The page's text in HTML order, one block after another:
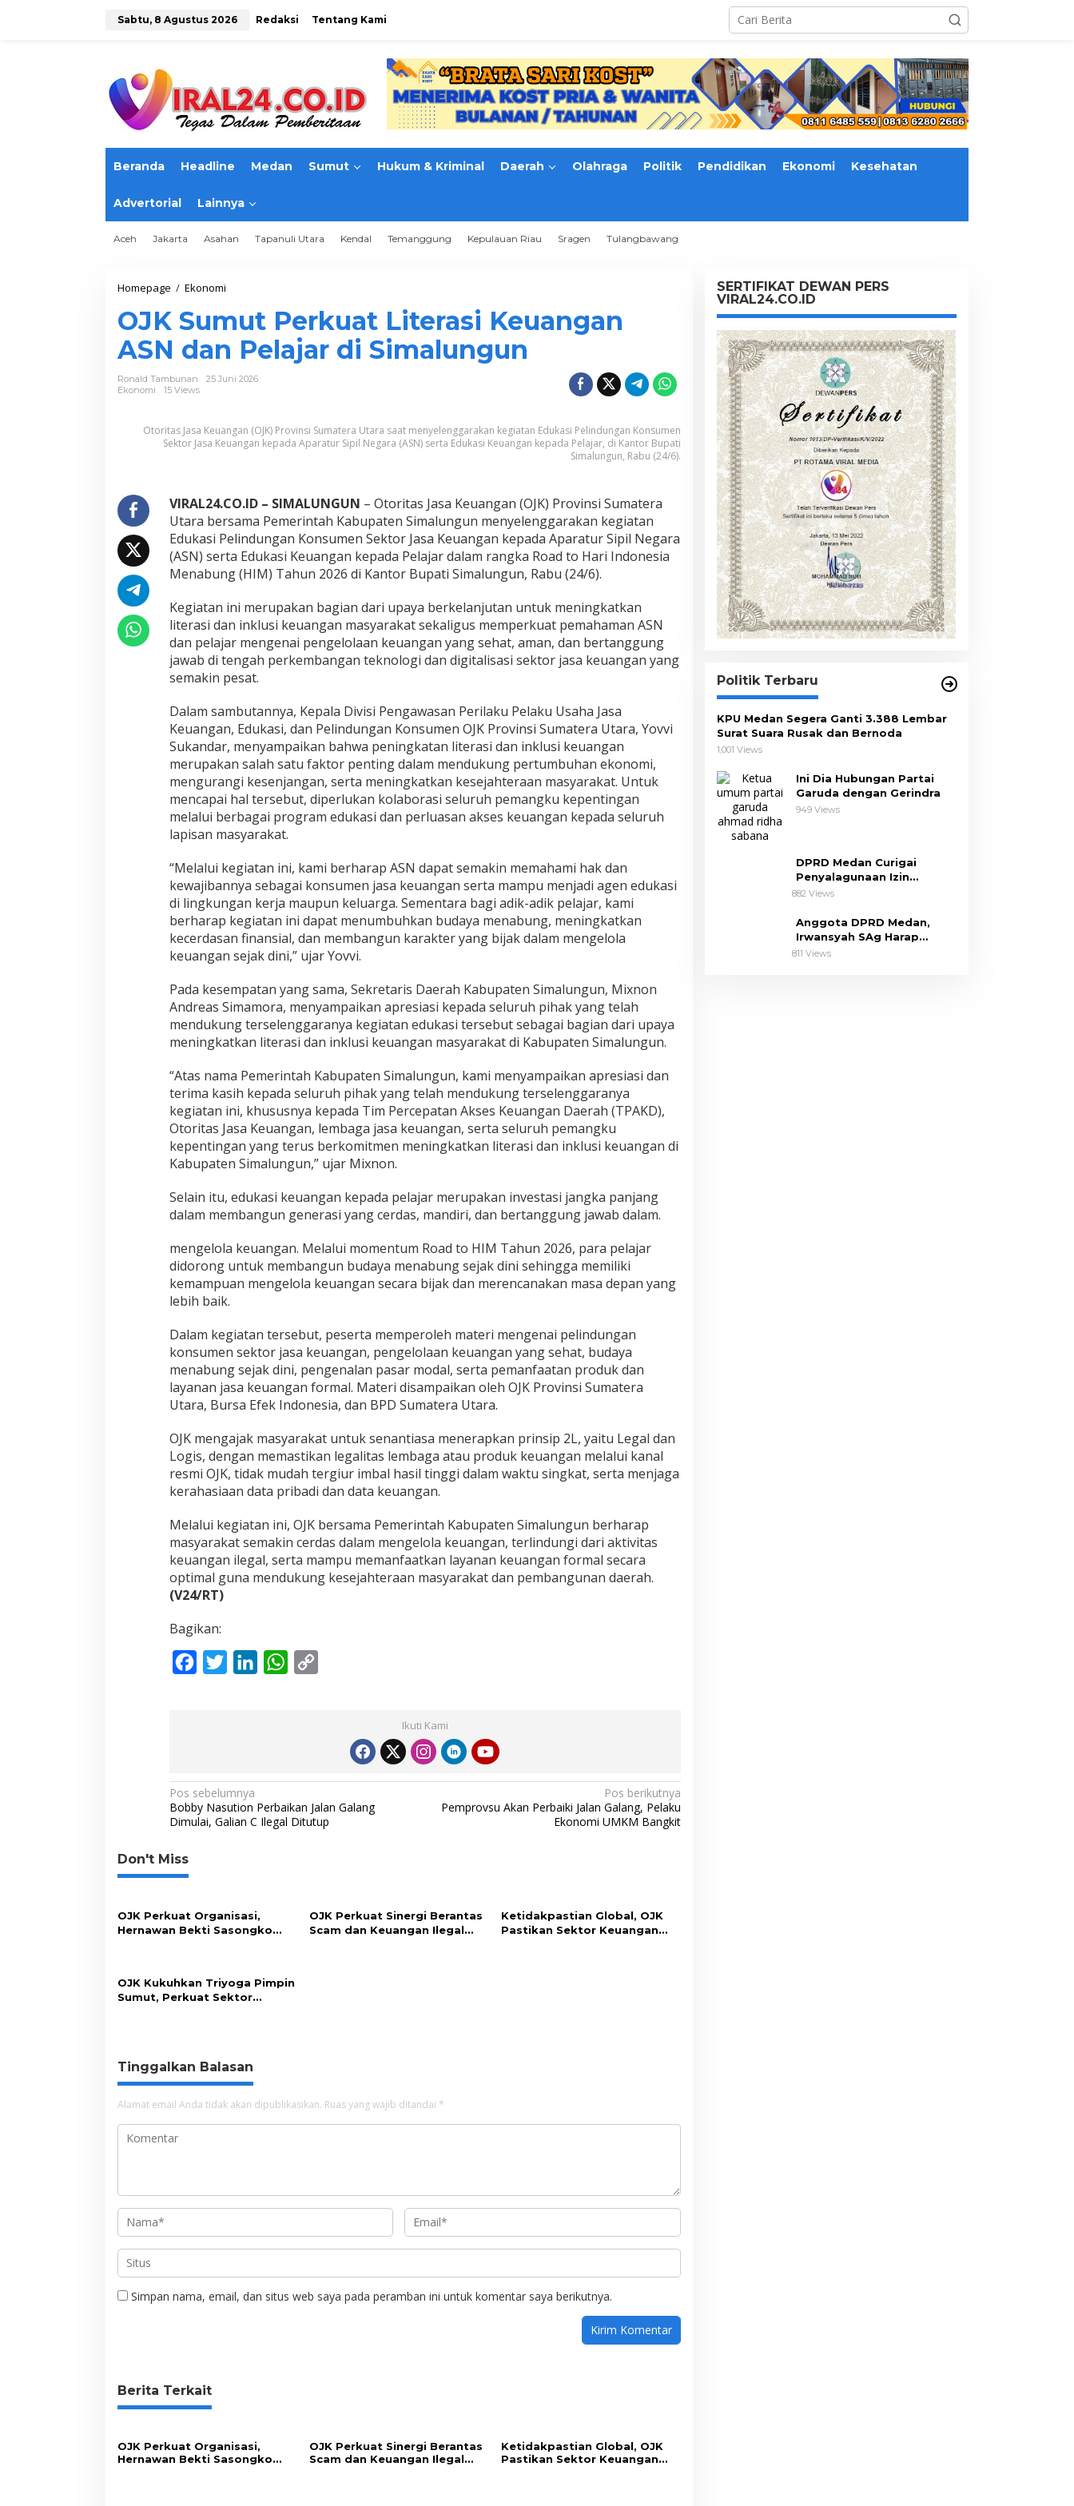
Sabtu, 8 Agustus 2026 Redaksi Tentang Kami
Beranda Headline Medan Sumut Hukum & Kriminal Daerah Olahraga Politik Pendidikan Ekonomi Kesehatan
Advertorial Lainnya
Aceh Jakarta Asahan Tapanuli Utara Kendal Temanggung Kepulauan Riau Sragen Tulangbawang
Homepage / Ekonomi
K
S
u
m
u
r
k
L
i
e
r
a
i
e
u
a
n
n
A
S
N
d
a
n
P
e
a
j
a
r
d
i
i
a
l
u
n
g
n
OJK Sumut Perkuat Literasi Keuangan
ASN dan Pelajar di Simalungun
Ronald Tambunan
25 Juni 2026
Ekonomi
15 Views
Otoritas Jasa Keuangan (OJK) Provinsi Sumatera Utara saat menyelenggarakan kegiatan Edukasi Pelindungan Konsumen
Sektor Jasa Keuangan kepada Aparatur Sipil Negara (ASN) serta Edukasi Keuangan kepada Pelajar, di Kantor Bupati
Simalungun, Rabu (24/6).
VIRAL24.CO.ID – SIMALUNGUN – Otoritas Jasa Keuangan (OJK) Provinsi Sumatera
Utara bersama Pemerintah Kabupaten Simalungun menyelenggarakan kegiatan
Edukasi Pelindungan Konsumen Sektor Jasa Keuangan kepada Aparatur Sipil Negara
(ASN) serta Edukasi Keuangan kepada Pelajar dalam rangka Road to Hari Indonesia
Menabung (HIM) Tahun 2026 di Kantor Bupati Simalungun, Rabu (24/6).
Kegiatan ini merupakan bagian dari upaya berkelanjutan untuk meningkatkan
literasi dan inklusi keuangan masyarakat sekaligus memperkuat pemahaman ASN
dan pelajar mengenai pengelolaan keuangan yang sehat, aman, dan bertanggung
jawab di tengah perkembangan teknologi dan digitalisasi sektor jasa keuangan yang
semakin pesat.
Dalam sambutannya, Kepala Divisi Pengawasan Perilaku Pelaku Usaha Jasa
Keuangan, Edukasi, dan Pelindungan Konsumen OJK Provinsi Sumatera Utara, Yovvi
Sukandar, menyampaikan bahwa peningkatan literasi dan inklusi keuangan
merupakan salah satu faktor penting dalam mendukung pertumbuhan ekonomi,
mengurangi kesenjangan, serta meningkatkan kesejahteraan masyarakat. Untuk
mencapai hal tersebut, diperlukan kolaborasi seluruh pemangku kepentingan
melalui berbagai program edukasi dan perluasan akses keuangan kepada seluruh
lapisan masyarakat.
“Melalui kegiatan ini, kami berharap ASN dapat semakin memahami hak dan
kewajibannya sebagai konsumen jasa keuangan serta mampu menjadi agen edukasi
di lingkungan kerja maupun keluarga. Sementara bagi adik-adik pelajar, kami
berharap kegiatan ini dapat menumbuhkan budaya menabung, meningkatkan
kecerdasan finansial, dan membangun karakter yang bijak dalam mengelola
keuangan sejak dini,” ujar Yovvi.
Pada kesempatan yang sama, Sekretaris Daerah Kabupaten Simalungun, Mixnon
Andreas Simamora, menyampaikan apresiasi kepada seluruh pihak yang telah
mendukung terselenggaranya kegiatan edukasi tersebut sebagai bagian dari upaya
meningkatkan literasi dan inklusi keuangan masyarakat di Kabupaten Simalungun.
“Atas nama Pemerintah Kabupaten Simalungun, kami menyampaikan apresiasi dan
terima kasih kepada seluruh pihak yang telah mendukung terselenggaranya
kegiatan ini, khususnya kepada Tim Percepatan Akses Keuangan Daerah (TPAKD),
Otoritas Jasa Keuangan, lembaga jasa keuangan, serta seluruh pemangku
kepentingan yang terus berkomitmen meningkatkan literasi dan inklusi keuangan di
Kabupaten Simalungun,” ujar Mixnon.
Selain itu, edukasi keuangan kepada pelajar merupakan investasi jangka panjang
dalam membangun generasi yang cerdas, mandiri, dan bertanggung jawab dalam.
mengelola keuangan. Melalui momentum Road to HIM Tahun 2026, para pelajar
didorong untuk membangun budaya menabung sejak dini sehingga memiliki
kemampuan mengelola keuangan secara bijak dan merencanakan masa depan yang
lebih baik.
Dalam kegiatan tersebut, peserta memperoleh materi mengenai pelindungan
konsumen sektor jasa keuangan, pengelolaan keuangan yang sehat, budaya
menabung sejak dini, pengenalan pasar modal, serta pemanfaatan produk dan
layanan jasa keuangan formal. Materi disampaikan oleh OJK Provinsi Sumatera
Utara, Bursa Efek Indonesia, dan BPD Sumatera Utara.
OJK mengajak masyarakat untuk senantiasa menerapkan prinsip 2L, yaitu Legal dan
Logis, dengan memastikan legalitas lembaga atau produk keuangan melalui kanal
resmi OJK, tidak mudah tergiur imbal hasil tinggi dalam waktu singkat, serta menjaga
kerahasiaan data pribadi dan data keuangan.
Melalui kegiatan ini, OJK bersama Pemerintah Kabupaten Simalungun berharap
masyarakat semakin cerdas dalam mengelola keuangan, terlindungi dari aktivitas
keuangan ilegal, serta mampu memanfaatkan layanan keuangan formal secara
optimal guna mendukung kesejahteraan masyarakat dan pembangunan daerah.
(V24/RT)
Bagikan:
o
o
k
e
r
d
I
n
W
A
p
p
i
n
k
Ikuti Kami
N
a
i
g
a
s
p
o
Pos sebelumnya
Bobby Nasution Perbaikan Jalan Galang
Dimulai, Galian C Ilegal Ditutup
Pos berikutnya
Pemprovsu Akan Perbaiki Jalan Galang, Pelaku
Ekonomi UMKM Bangkit
Don't Miss
OJK Perkuat Organisasi,
Hernawan Bekti Sasongko
OJK Perkuat Sinergi Berantas
Scam dan Keuangan Ilegal
Ketidakpastian Global, OJK
Pastikan Sektor Keuangan
OJK Kukuhkan Triyoga Pimpin
Sumut, Perkuat Sektor
Tinggalkan Balasan
Alamat email Anda tidak akan dipublikasikan. Ruas yang wajib ditandai *
Simpan nama, email, dan situs web saya pada peramban ini untuk komentar saya berikutnya.
Berita Terkait
OJK Perkuat Organisasi,
Hernawan Bekti Sasongko
OJK Perkuat Sinergi Berantas
Scam dan Keuangan Ilegal
Ketidakpastian Global, OJK
Pastikan Sektor Keuangan
SERTIFIKAT DEWAN PERS
VIRAL24.CO.ID
Politik Terbaru
KPU Medan Segera Ganti 3.388 Lembar
Surat Suara Rusak dan Bernoda
1,001 Views
Ini Dia Hubungan Partai
Garuda dengan Gerindra
949 Views
DPRD Medan Curigai
Penyalagunaan Izin
Pembangunan The Riez
882 Views
Anggota DPRD Medan,
Irwansyah SAg Harap
Pemko Perhatikan Keluhan
811 Views